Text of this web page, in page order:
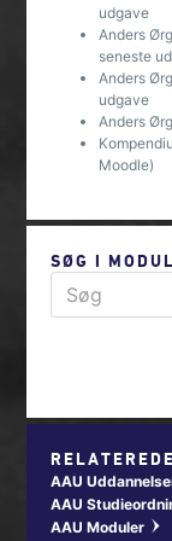
udgave
Anders
seneste
Anders
udgave
Anders
Moodle)
SØG I
AAU
AAU
AAU Moduler w